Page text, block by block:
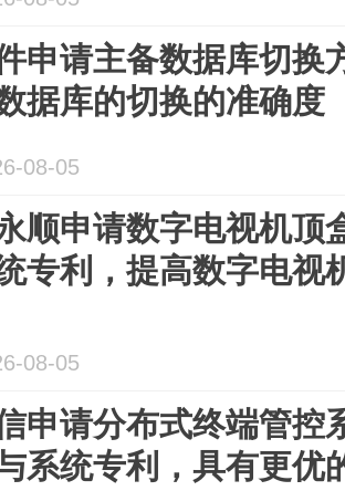
申请主备数据库切换
据库的切换的准确度
08-05
顺申请数字电视机顶
专利，提高数字电视
08-05
申请分布式终端管控
系统专利，具有更优